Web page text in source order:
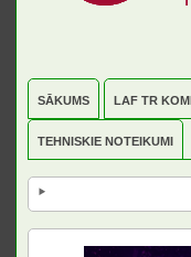
SĀKUMS LAF TR
TEHNISKIE NOTEIKUMI